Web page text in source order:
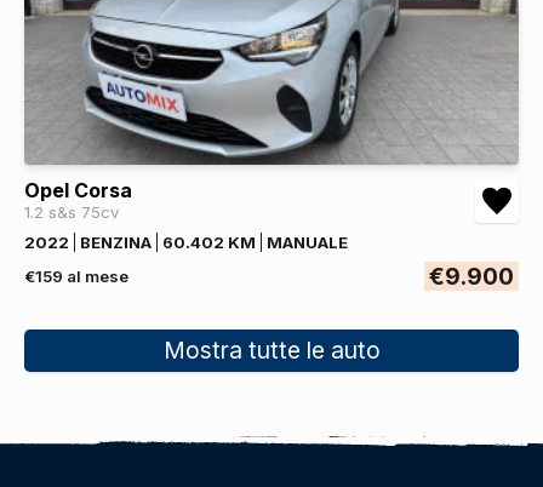
Opel Corsa
1.2 s&s 75cv
2022
BENZINA 60.402 KM
MANUALE
€159 al mese
€9.900
Mostra tutte le auto